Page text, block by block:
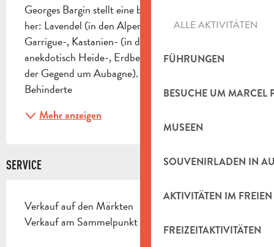
ALLE AKTIVITÄTEN
FÜHRUNGEN
BESUCHE UM MARCEL
MUSEEN
SOUVENIRLADEN IN
AKTIVITÄTEN IM FREIEN
FREIZEITAKTIVITÄTEN
Georges Bargin stellt eine breite Palette an Honig
her: Lavendel (in den Alpen), Rosmarin, Allblüten-,
Garrigue-, Kastanien- (in den Cevennen) und
anekdotisch Heide-, Erdbeer- und Waldhonig (in
der Gegend um Aubagne). Zugänglich für
Behinderte
Mehr anzeigen
SERVICE
Verkauf auf den Märkten
Verkauf am Sammelpunkt